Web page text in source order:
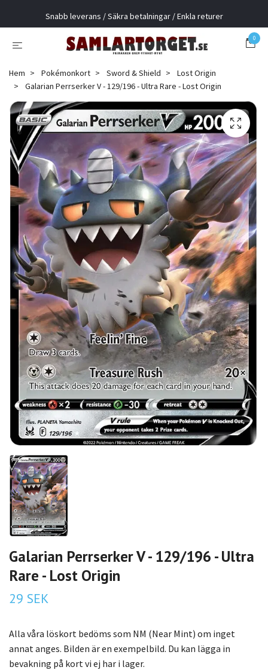
Snabb leverans / Säkra betalningar / Enkla returer
0
Hem Pokémonkort Sword & Shield
Lost Origin
Galarian Perrserker V - 129/196 - Ultra Rare - Lost Origin
Galarian Perrserker V - 129/196 - Ultra
Rare - Lost Origin
29 SEK
Alla våra löskort bedöms som NM (Near Mint) om inget
annat anges. Bilden är en exempelbild. Du kan lägga in
bevakning på kort vi ej har i lager.